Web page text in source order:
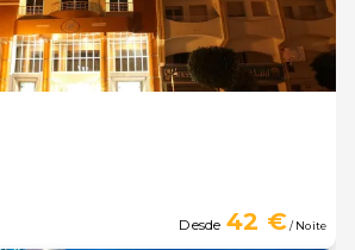
Desde 42 €/ Noite